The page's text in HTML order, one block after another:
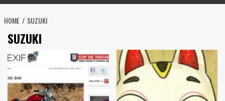
ン
メ
ニ
ュ
ー
HOME SUZUKI
SUZUKI